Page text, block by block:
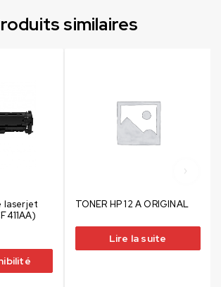
similaires
laserjet
TONER HP 12 A ORIGINAL
Lire la suite